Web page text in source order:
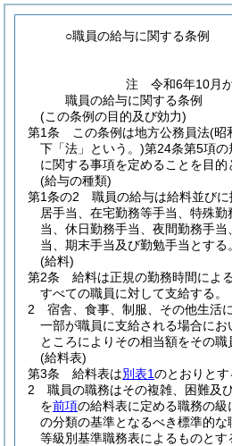
○職員の給与に関する条例
注 令和6年10月か
職員の給与に関する条例
(この条例の目的及び効力)
第1条
この条例は地方公務員法(昭
下「法」という。)第24条第5項
に関する事項を定めることを目的
(給与の種類)
第1条の2
職員の給与は給料並び
居手当、在宅勤務等手当、特殊
当、休日勤務手当、夜間勤務手
当、期末手当及び勤勉手当とする。
(給料)
第2条
給料は正規の勤務時間によ
すべての職員に対して支給する。
2
宿舎、食事、制服、その他生活
一部が職員に支給される場合に
ところによりその相当額をその職
(給料表)
第3条
給料表は別表1のとおりとす
2
職員の職務はその複雑、困難及
を前項の給料表に定める職務の
の分類の基準となるべき標準的な
等級別基準職務表によるものとす